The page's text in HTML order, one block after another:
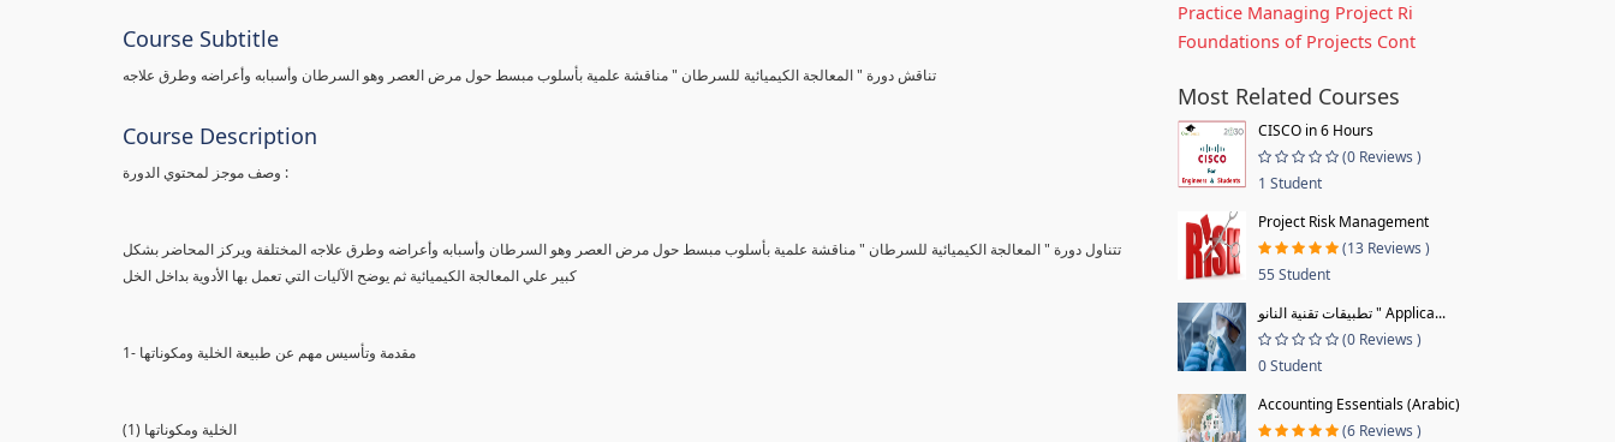
Course Subtitle
تناقش دورة " المعالجة الكيميائية للسرطان " مناقشة علمية بأسلوب مبسط حول مرض العصر وهو السرطان وأسبابه وأعراضه وطرق علاجه
Course Description
وصف موجز لمحتوي الدورة :
تتناول دورة " المعالجة الكيميائية للسرطان " مناقشة علمية بأسلوب مبسط حول مرض العصر وهو السرطان وأسبابه وأعراضه وطرق علاجه المختلفة ويركز المحاضر بشكل
كبير علي المعالجة الكيميائية ثم يوضح الآليات التي تعمل بها الأدوية بداخل الخل
1- مقدمة وتأسيس مهم عن طبيعة الخلية ومكوناتها
(1) الخلية ومكوناتها
Practice Managing Project Ri
Foundations of Projects Cont
Most Related Courses
CISCO in 6 Hours
(0 Reviews )
1 Student
Project Risk Management
(13 Reviews )
55 Student
تطبيقات تقنية النانو " Applica...
(0 Reviews )
0 Student
Accounting Essentials (Arabic)
(6 Reviews )